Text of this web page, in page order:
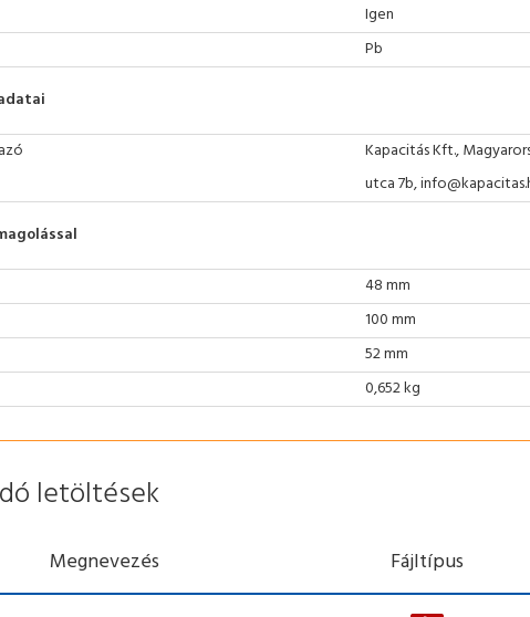
Igen
Pb
Kapacitás Kft.,
utca 7b,
48 mm
100 mm
52 mm
0,652 kg
letöltések
Megnevezés Fájltípus